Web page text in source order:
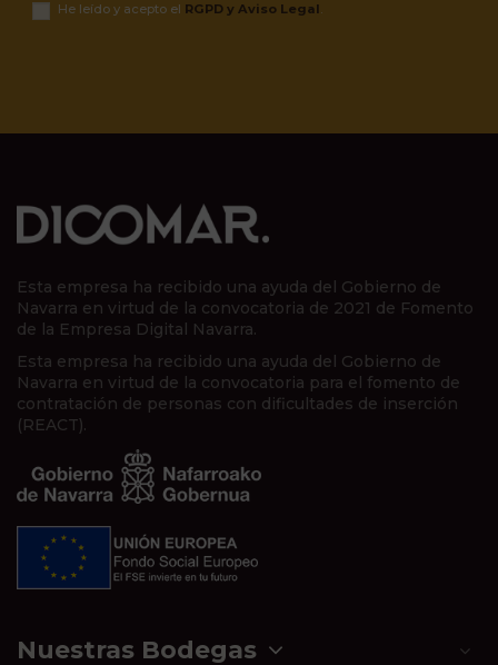
He leído y acepto el RGPD y Aviso Legal.
Esta empresa ha recibido una ayuda del Gobierno de
Navarra en virtud de la convocatoria de 2021 de Fomento
de la Empresa Digital Navarra.
Esta empresa ha recibido una ayuda del Gobierno de
Navarra en virtud de la convocatoria para el fomento de
contratación de personas con dificultades de inserción
(REACT).
Nuestras Bodegas